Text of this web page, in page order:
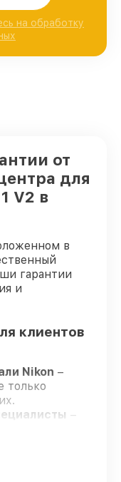
на обработку
от
для
V2 в
в
гарантии
и
клиентов
Nikon –
только
–